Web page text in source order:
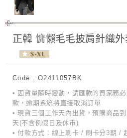
正韓 慵懶毛毛披肩針織外
Code : O2411057BK
• 因貨量隨時變動，請匯款的買家務
款，逾期系統將直接取消訂單
• 現貨三個工作天內出貨，預購商品
天(不含例假日及休市)
• 付款方式：線上刷卡 / 刷卡分3期 /